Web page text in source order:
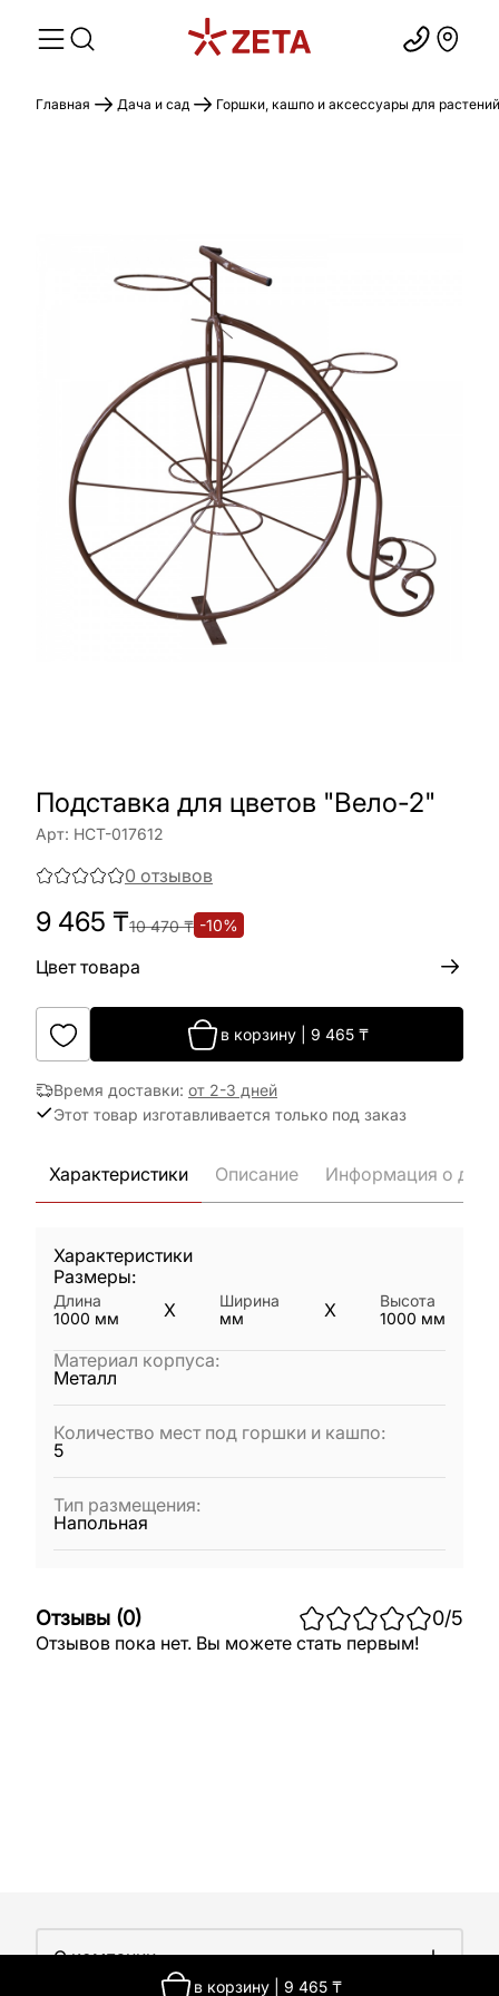
Главная Дача и сад Горшки, кашпо и аксессуары для растений
Подставка для цветов "Вело-2"
Арт: НСТ-017612
0 отзывов
9 465 ₸10 470₸ -10%
Цвет товара
в корзину 9 465 ₸
Время доставки: от 2-3 дней
Этот товар изготавливается только под заказ
в корзину| 9 465₸
Характеристики Описание Информация о
Характеристики
Размеры:
Длина
1000 мм X
Ширина
мм
X
Высота
1000 мм
Материал корпуса:
Металл
Количество мест под горшки и кашпо:
5
Тип размещения:
Напольная
Отзывы (0) 0/5
Отзывов пока нет. Вы можете стать первым!
О компании